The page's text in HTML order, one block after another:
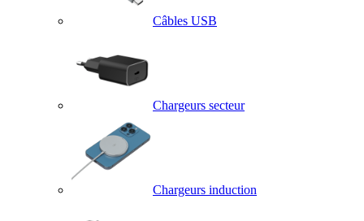
Câbles USB
Chargeurs secteur
Chargeurs induction